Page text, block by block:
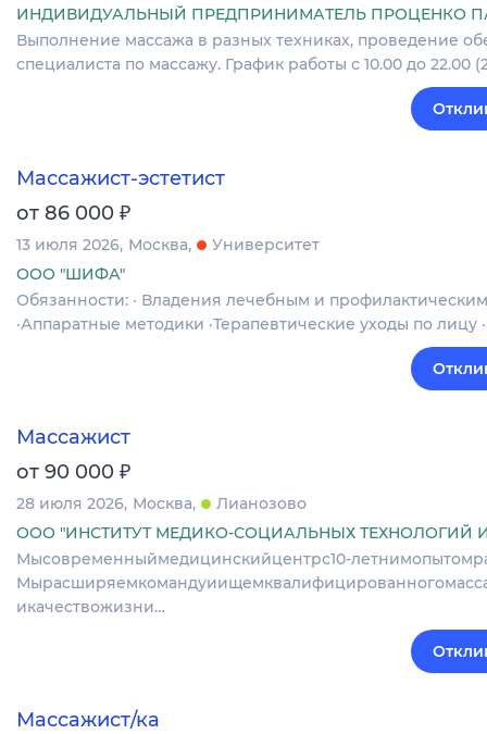
ИНДИВИДУАЛЬНЫЙ ПРЕДПРИНИМАТЕЛЬ ПРОЦЕНКО
Выполнение массажа в разных техниках, проведение
специалиста по массажу. График работы с 10.00 до 22.00
Массажист-эстетист
от 86 000 ₽
13 июля 2026 Москва
Университет
ООО "ШИФА"
Обязанности: · Владения лечебным и
·Аппаратные методики ·Терапевтические уходы по
Массажист
от 90 000 ₽
28 июля 2026 Москва
Лианозово
ООО "ИНСТИТУТ МЕДИКО-СОЦИАЛЬНЫХ ТЕХНОЛОГИЙ
икачествожизни…
Массажист/ка